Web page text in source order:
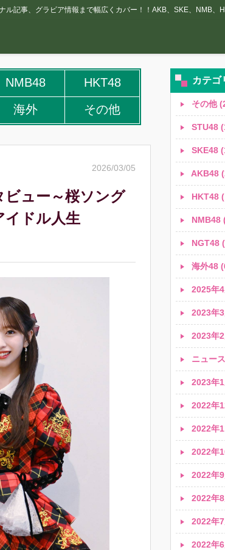
記事、グラビア情報まで幅広くカバー！！AKB、SKE、NMB、
NMB48
HKT48
海外 その他
2026/03/05
ビュー～桜ソング
イドル人生
カテゴ
その他
STU48
SKE48
AKB48
HKT48
NMB48
NGT48
海外48
2025年
2023年
2023年
ニュー
2023年
2022年
2022年
2022年
2022年
2022年
2022年
2022年